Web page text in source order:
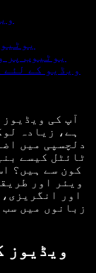
یوٹیوب پر
ویڈیو کے لئے
آپ کی
ہے، زیادہ
دلچسپی میں
ٹائٹل کیسے
کون سے ہیں؟
ویئر اور
زبانوں میں
ویڈیوز